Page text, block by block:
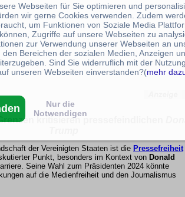
kritisieren pressefeindlichen
der Vereinigten Staaten ist die Pressefreiheit
Punkt, besonders im Kontext von Donald
Seine Wahl zum Präsidenten 2024 könnte
auf die Medienfreiheit und den Journalismus
Webseiten für Sie optimieren und
wir gerne Cookies verwenden. Zudem
um Funktionen von Soziale Media
Zugriffe auf unsere Webseiten zu
zur Verwendung unserer Webseiten an
den Bereichen der sozialen Medien, Anzeigen
Sind Sie widerruflich mit der
unseren Webseiten einverstanden?(mehr
Nur die
Notwendigen